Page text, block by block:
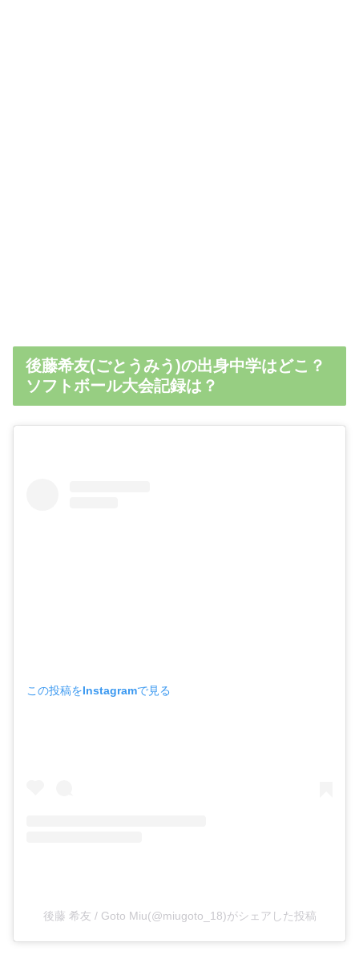
後藤希友(ごとうみう)の出身中学はどこ？
ソフトボール大会記録は？
この投稿をInstagramで見る
後藤 希友 / Goto Miu(@miugoto_18)がシェアした投稿